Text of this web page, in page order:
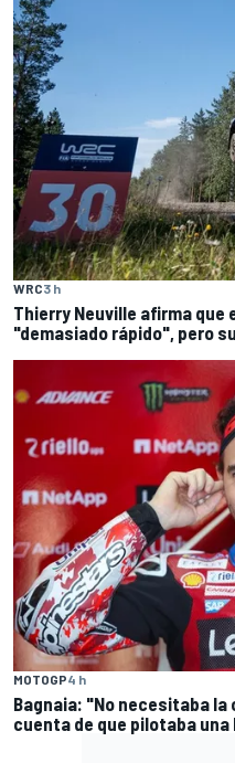
WRC3 h
Thierry Neuville afirma que
"demasiado rápido", pero
MOTOGP4 h
Bagnaia: "No necesitaba la
cuenta de que pilotaba